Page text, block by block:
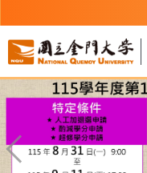
到
主
要
內
區